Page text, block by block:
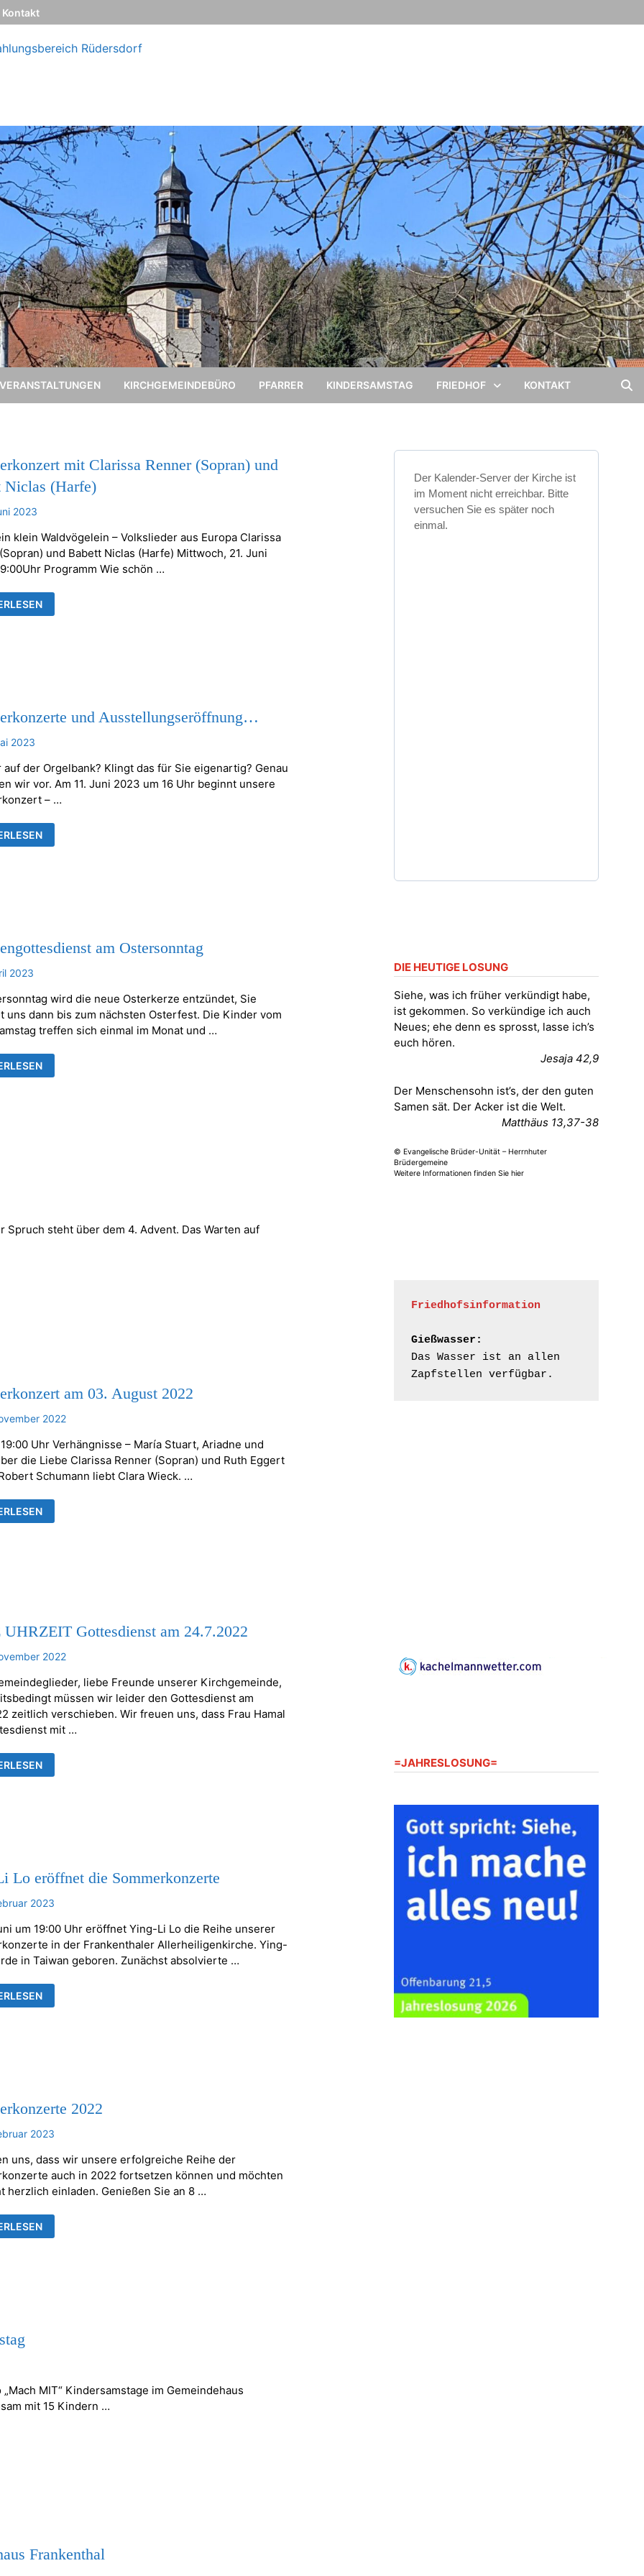
Kontakt
Rüdersdorf
VERANSTALTUNGEN KIRCHGEMEINDEBÜRO PFARRER KINDERSAMSTAG FRIEDHOF KONTAKT
mit Clarissa Renner (Sopran) und
Niclas (Harfe)
2023
klein Waldvögelein – Volkslieder aus Europa Clarissa
und Babett Niclas (Harfe) Mittwoch, 21. Juni
Programm Wie schön …
und Ausstellungseröffnung…
2023
auf der Orgelbank? Klingt das für Sie eigenartig? Genau
wir vor. Am 11. Juni 2023 um 16 Uhr beginnt unsere
– …
am Ostersonntag
2023
wird die neue Osterkerze entzündet, Sie
uns dann bis zum nächsten Osterfest. Die Kinder vom
treffen sich einmal im Monat und …
Spruch steht über dem 4. Advent. Das Warten auf
am 03. August 2022
2022
Uhr Verhängnisse – María Stuart, Ariadne und
die Liebe Clarissa Renner (Sopran) und Ruth Eggert
Schumann liebt Clara Wieck. …
Gottesdienst am 24.7.2022
2022
liebe Freunde unserer Kirchgemeinde,
müssen wir leider den Gottesdienst am
zeitlich verschieben. Wir freuen uns, dass Frau Hamal
mit …
Lo eröffnet die Sommerkonzerte
2023
um 19:00 Uhr eröffnet Ying-Li Lo die Reihe unserer
in der Frankenthaler Allerheiligenkirche. Ying-
in Taiwan geboren. Zunächst absolvierte …
2022
2023
uns, dass wir unsere erfolgreiche Reihe der
auch in 2022 fortsetzen können und möchten
herzlich einladen. Genießen Sie an 8 …
MIT“ Kindersamstage im Gemeindehaus
mit 15 Kindern …
Frankenthal
Der Kalender-Server der Kirche ist
im Moment nicht erreichbar. Bitte
versuchen Sie es später noch
einmal.
DIE HEUTIGE LOSUNG
Siehe, was ich früher verkündigt habe,
ist gekommen. So verkündige ich auch
Neues; ehe denn es sprosst, lasse ich’s
euch hören.
Jesaja 42,9
Der Menschensohn ist’s, der den guten
Samen sät. Der Acker ist die Welt.
Matthäus 13,37-38
© Evangelische Brüder-Unität – Herrnhuter
Brüdergemeine
Weitere Informationen finden Sie hier
Friedhofsinformation
Gießwasser:
Das Wasser ist an allen
Zapfstellen verfügbar.
=JAHRESLOSUNG=